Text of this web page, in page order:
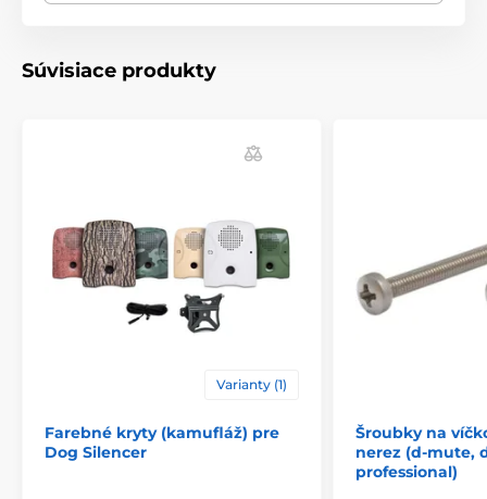
Príslušenstvo protištekacie obojky
Súvisiace produkty
Varianty (1)
Farebné kryty (kamufláž) pre
Dog Silencer
Šroubky na
nerez (d-mute,
professional)